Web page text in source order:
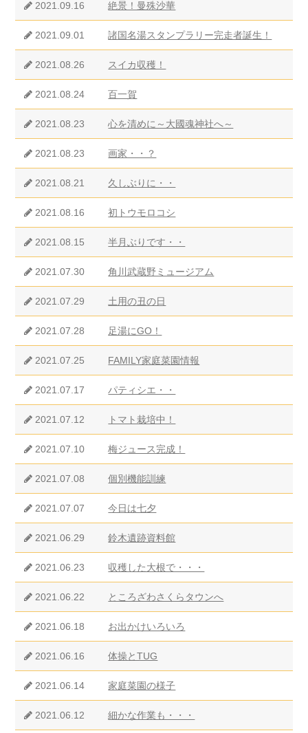
2021.09.16 絶景！曼殊沙華
2021.09.01 諸国名湯スタンプラリー完走者誕生！
2021.08.26 スイカ収穫！
2021.08.24 百一賀
2021.08.23 心を清めに～大國魂神社へ～
2021.08.23 画家・・？
2021.08.21 久しぶりに・・
2021.08.16 初トウモロコシ
2021.08.15 半月ぶりです・・
2021.07.30 角川武蔵野ミュージアム
2021.07.29 土用の丑の日
2021.07.28 足湯にGO！
2021.07.25 FAMILY家庭菜園情報
2021.07.17 パティシエ・・
2021.07.12 トマト栽培中！
2021.07.10 梅ジュース完成！
2021.07.08 個別機能訓練
2021.07.07 今日は七夕
2021.06.29 鈴木遺跡資料館
2021.06.23 収穫した大根で・・・
2021.06.22 ところざわさくらタウンへ
2021.06.18 お出かけいろいろ
2021.06.16 体操とTUG
2021.06.14 家庭菜園の様子
2021.06.12 細かな作業も・・・